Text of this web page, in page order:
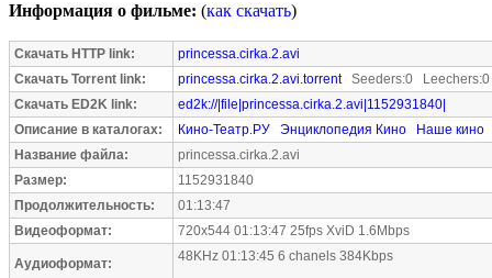
Информация о фильме: (как скачать)
Скачать HTTP link:
princessa.cirka.2.avi
Скачать Torrent link:
princessa.cirka.2.avi.torrentSeeders:0 Leechers:0
Скачать ED2K link:
ed2k://|file|princessa.cirka.2.avi|1152931840|
Описание в каталогах:
Кино-Театр.РУ Энциклопедия Кино
Наше кино
Название файла:
princessa.cirka.2.avi
Размер:
1152931840
Продолжительность:
01:13:47
Видеоформат:
720x544 01:13:47 25fps XviD 1.6Mbps
Аудиоформат: 48KHz 01:13:45 6 chanels 384Kbps